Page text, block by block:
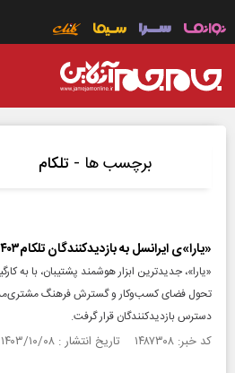
برچسب ها - تلکام
«یارا»ی ایرانسل به بازدیدکنندگان تلکام۱۴۰۳ ارائه شد
«یارا»، جدیدترین ابزار هوشمند پشتیبان، با
دسترس بازدیدکنندگان قرار گرفت.
کد خبر: ۱۴۸۷۳۰۸ تاریخ انتشار : ۱۴۰۳/۱۰/۰۸